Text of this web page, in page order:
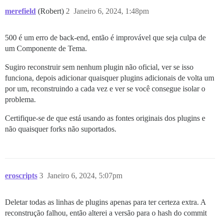
from /usr/local/lib/ruby/gems/3.2.0/gems/
from /usr/local/lib/ruby/gems/3.2.0/gems/
from /usr/local/lib/ruby/gems/3.2.0/gems/
from /usr/local/lib/ruby/gems/3.2.0/gems/
from /usr/local/lib/ruby/gems/3.2.0/gems/
        from /usr/local/bin/pups:25:in `load'
        from /usr/local/bin/pups:25:in `<main>'
Removing old container
+ /usr/bin/docker rm app
merefield (Robert) Janeiro 6, 2024, 1:48pm
2
500 é um erro de back-end, então é improvável que seja culpa de
um Componente de Tema.
Sugiro reconstruir sem nenhum plugin não oficial, ver se isso
funciona, depois adicionar quaisquer plugins adicionais de volta um
por um, reconstruindo a cada vez e ver se você consegue isolar o
problema.
Certifique-se de que está usando as fontes originais dos plugins e
não quaisquer forks não suportados.
eroscripts Janeiro 6, 2024, 5:07pm
3
Deletar todas as linhas de plugins apenas para ter certeza extra. A
reconstrução falhou, então alterei a versão para o hash do commit